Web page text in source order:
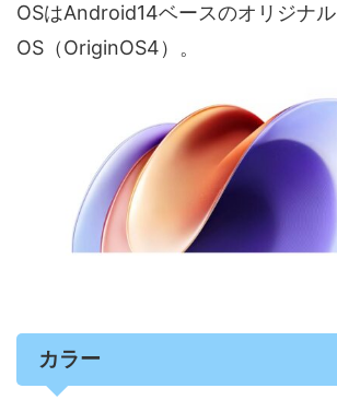
OSはAndroid14ベースのオリジナル
OS（OriginOS4）。
カラー